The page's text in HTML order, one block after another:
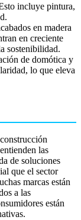
incluye pintura,
en madera
en creciente
sostenibilidad.
de domótica y
lo que eleva
las
de soluciones
que el sector
marcas están
a las
están